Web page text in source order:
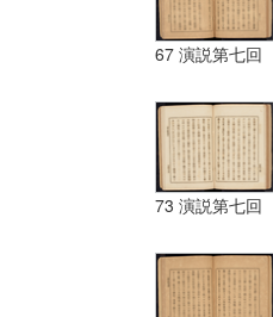
67 演説第七回
73 演説第七回